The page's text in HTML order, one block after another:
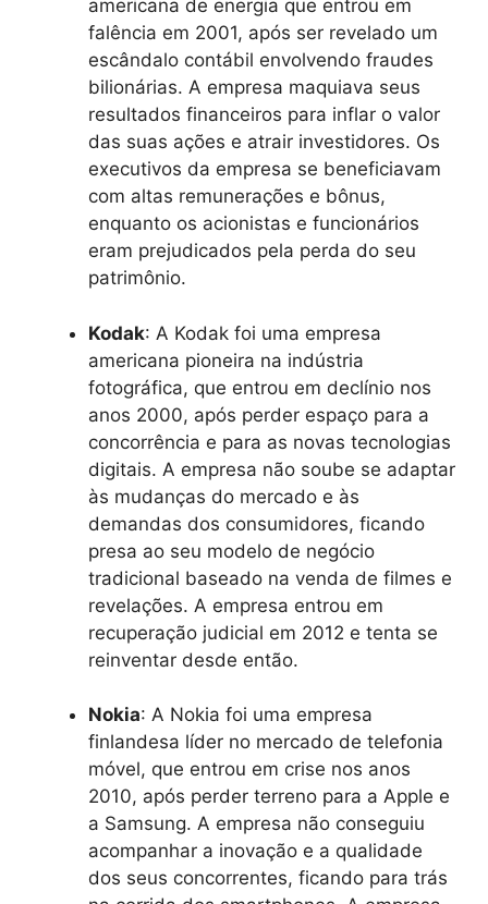
americana de energia que entrou em
falência em 2001, após ser revelado um
escândalo contábil envolvendo fraudes
bilionárias. A empresa maquiava seus
resultados financeiros para inflar o valor
das suas ações e atrair investidores. Os
executivos da empresa se beneficiavam
com altas remunerações e bônus,
enquanto os acionistas e funcionários
eram prejudicados pela perda do seu
patrimônio.
Kodak: A Kodak foi uma empresa
americana pioneira na indústria
fotográfica, que entrou em declínio nos
anos 2000, após perder espaço para a
concorrência e para as novas tecnologias
digitais. A empresa não soube se adaptar
às mudanças do mercado e às
demandas dos consumidores, ficando
presa ao seu modelo de negócio
tradicional baseado na venda de filmes e
revelações. A empresa entrou em
recuperação judicial em 2012 e tenta se
reinventar desde então.
Nokia: A Nokia foi uma empresa
finlandesa líder no mercado de telefonia
móvel, que entrou em crise nos anos
2010, após perder terreno para a Apple e
a Samsung. A empresa não conseguiu
acompanhar a inovação e a qualidade
dos seus concorrentes, ficando para trás